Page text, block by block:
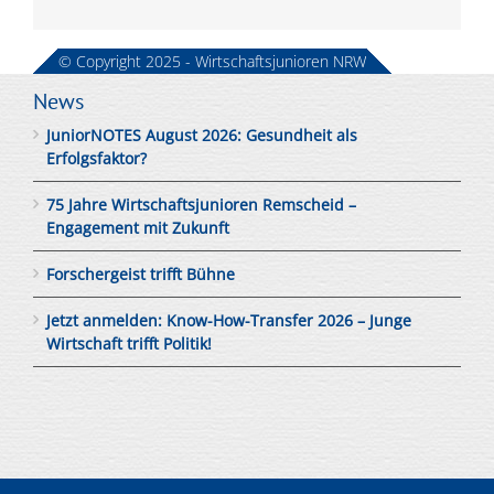
News
JuniorNOTES August 2026: Gesundheit als
Erfolgsfaktor?
75 Jahre Wirtschaftsjunioren Remscheid –
Engagement mit Zukunft
Forschergeist trifft Bühne
Jetzt anmelden: Know-How-Transfer 2026 – Junge
Wirtschaft trifft Politik!
© Copyright 2025 - Wirtschaftsjunioren NRW